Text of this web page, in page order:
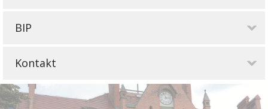
BIP
Kontakt